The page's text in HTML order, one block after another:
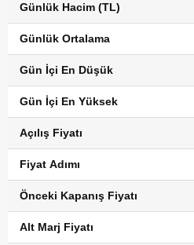
Günlük Hacim (TL)
Günlük Ortalama
Gün İçi En Düşük
Gün İçi En Yüksek
Açılış Fiyatı
Fiyat Adımı
Önceki Kapanış Fiyatı
Alt Marj Fiyatı